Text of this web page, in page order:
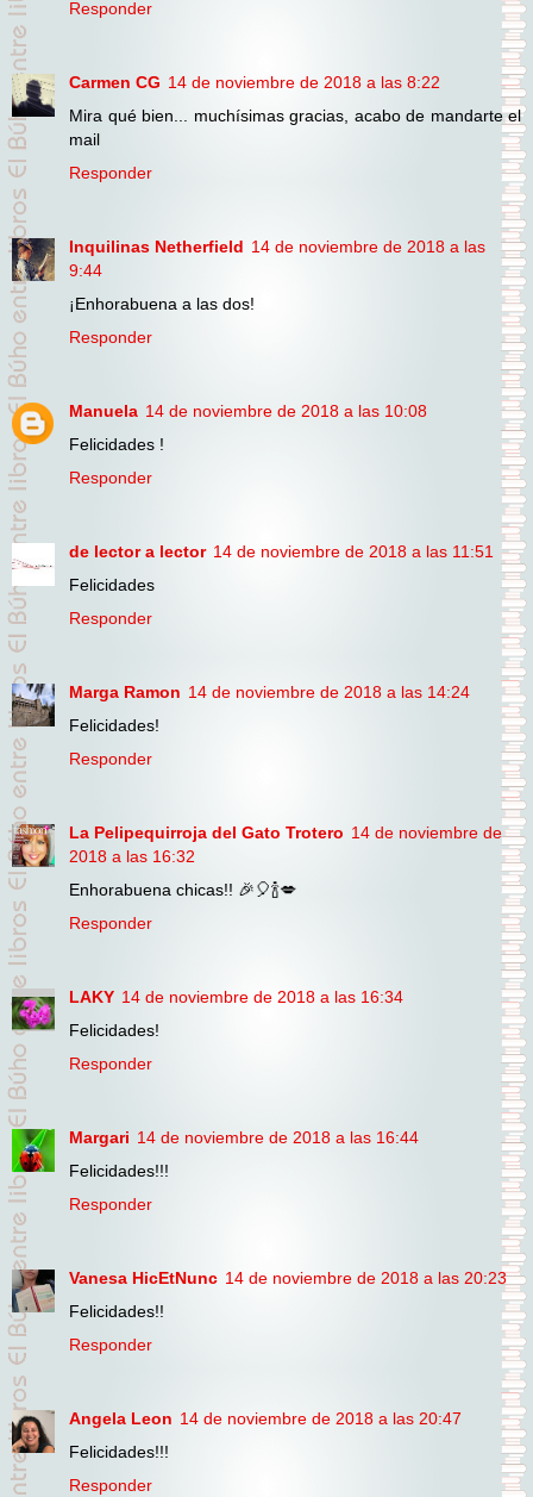
Responder
Carmen CG 14 de noviembre de 2018 a las 8:22
Mira qué bien... muchísimas gracias, acabo de mandarte el
mail
Responder
Inquilinas Netherfield 14 de noviembre de 2018 a las
9:44
¡Enhorabuena a las dos!
Responder
Manuela 14 de noviembre de 2018 a las 10:08
Felicidades !
Responder
de lector a lector 14 de noviembre de 2018 a las 11:51
Felicidades
Responder
Marga Ramon 14 de noviembre de 2018 a las 14:24
Felicidades!
Responder
La Pelipequirroja del Gato Trotero 14 de noviembre de
2018 a las 16:32
Enhorabuena chicas!! 🎉🎈🍾💋
Responder
LAKY 14 de noviembre de 2018 a las 16:34
Felicidades!
Responder
Margari 14 de noviembre de 2018 a las 16:44
Felicidades!!!
Responder
Vanesa HicEtNunc 14 de noviembre de 2018 a las 20:23
Felicidades!!
Responder
Angela Leon 14 de noviembre de 2018 a las 20:47
Felicidades!!!
Responder